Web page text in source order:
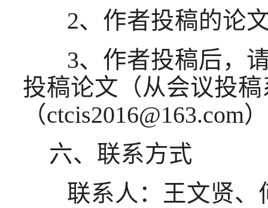
2、作者投稿的论
3、作者投稿后，
投稿论文（从会议投
（
六、联系方式
联系人：王文贤